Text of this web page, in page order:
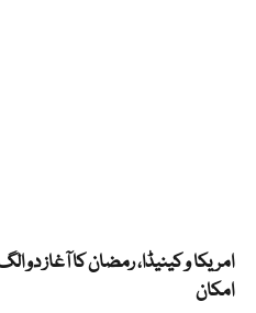
امریکا و کینیڈا، رمضان کا آغاز دو
امکان